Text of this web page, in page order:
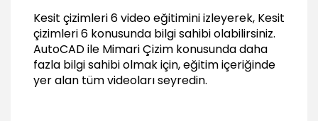
Merdiven çizimi 4
03:35
Merdiven çizimi 5
12:11
Kesit çizimleri 6 video eğitimini izleyerek, Kesit
çizimleri 6 konusunda bilgi sahibi olabilirsiniz.
AutoCAD ile Mimari Çizim konusunda daha
fazla bilgi sahibi olmak için, eğitim içeriğinde
yer alan tüm videoları seyredin.